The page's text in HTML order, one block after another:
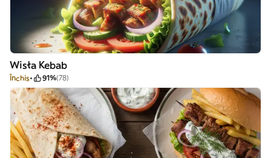
Wisła Kebab
Închis 91%(78)